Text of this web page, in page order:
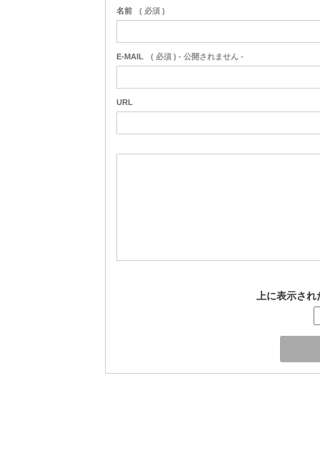
名前 ( 必須 )
E-MAIL ( 必須 ) - 公開されません -
URL
上に表示され